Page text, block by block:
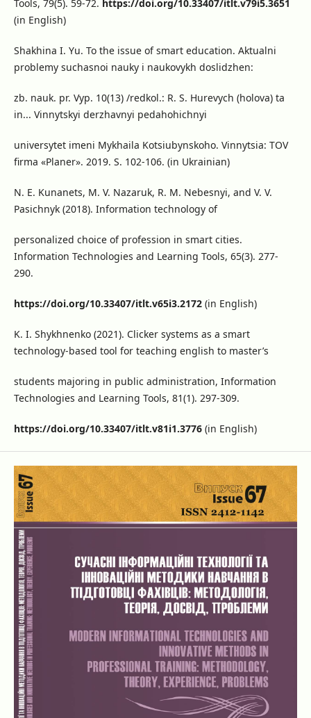
Tools, 79(5). 59-72. https://doi.org/10.33407/itlt.v79i5.3651
(in English)
Shakhina I. Yu. To the issue of smart education. Aktualni
problemy suchasnoi nauky i naukovykh doslidzhen:
zb. nauk. pr. Vyp. 10(13) /redkol.: R. S. Hurevych (holova) ta
in... Vinnytskyi derzhavnyi pedahohichnyi
universytet imeni Mykhaila Kotsiubynskoho. Vinnytsia: TOV
firma «Planer». 2019. S. 102-106. (in Ukrainian)
N. E. Kunanets, M. V. Nazaruk, R. M. Nebesnyi, and V. V.
Pasichnyk (2018). Information technology of
personalized choice of profession in smart cities.
Information Technologies and Learning Tools, 65(3). 277-
290.
https://doi.org/10.33407/itlt.v65i3.2172(in English)
K. I. Shykhnenko (2021). Clicker systems as a smart
technology-based tool for teaching english to master’s
students majoring in public administration, Information
Technologies and Learning Tools, 81(1). 297-309.
https://doi.org/10.33407/itlt.v81i1.3776(in English)